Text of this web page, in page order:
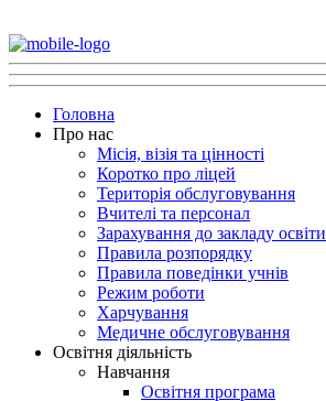
Головна
Про нас
Місія, візія та цінності
Коротко про ліцей
Територія обслуговування
Вчителі та персонал
Зарахування до закладу освіти
Правила розпорядку
Правила поведінки учнів
Режим роботи
Харчування
Медичне обслуговування
Освітня діяльність
Навчання
Освітня програма